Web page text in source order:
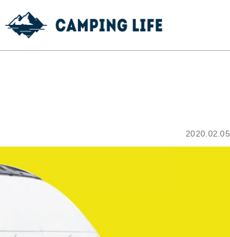
2020.02.05